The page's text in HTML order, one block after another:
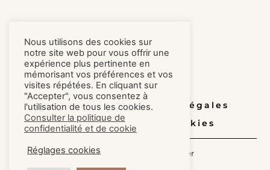
Honoraires
Mentions légales
Confidentialité et cookies
© 2021 Sur les toits immobilier
Nous utilisons des cookies sur
notre site web pour vous offrir une
expérience plus pertinente en
mémorisant vos préférences et vos
visites répétées. En cliquant sur
"Accepter", vous consentez à
l'utilisation de tous les cookies.
Consulter la politique de
confidentialité et de cookie
Réglages cookies